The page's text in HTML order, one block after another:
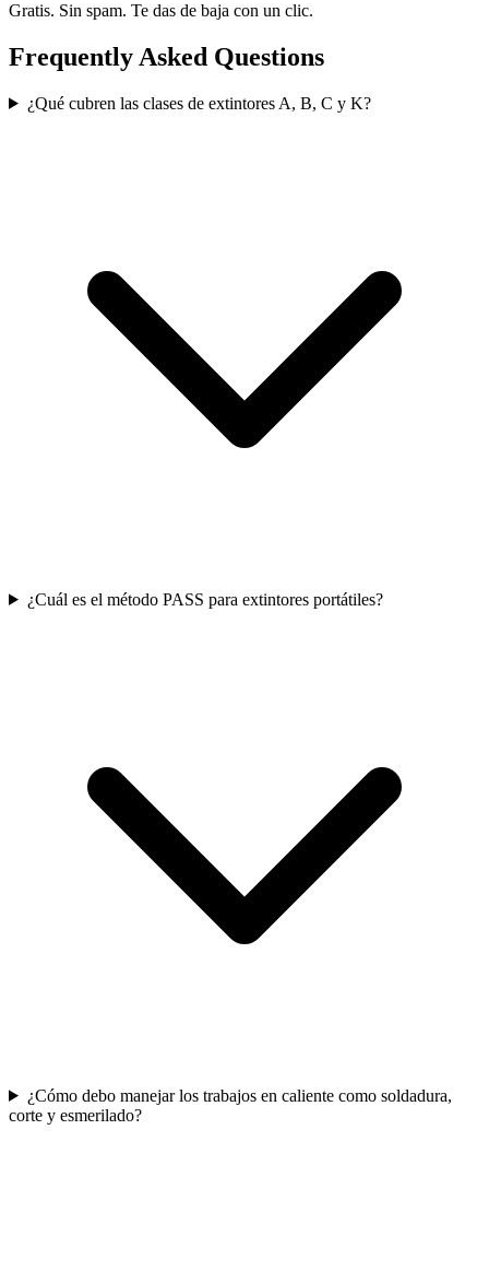
Gratis. Sin spam. Te das de baja con un clic.
Frequently Asked Questions
¿Qué cubren las clases de extintores A, B, C y K?
¿Cuál es el método PASS para extintores portátiles?
¿Cómo debo manejar los trabajos en caliente como soldadura,
corte y esmerilado?